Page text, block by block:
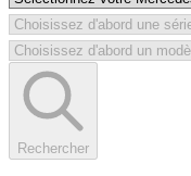
Rechercher